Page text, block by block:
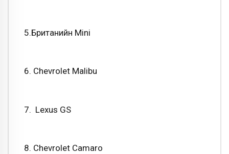
5.Британийн Mini
6. Chevrolet Malibu
7. Lexus GS
8. Chevrolet Camaro